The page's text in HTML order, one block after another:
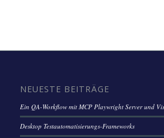
NEUESTE BEITRÄGE
Ein QA-Workflow mit MCP Playwright Server und
Desktop Testautomatisierungs-Frameworks